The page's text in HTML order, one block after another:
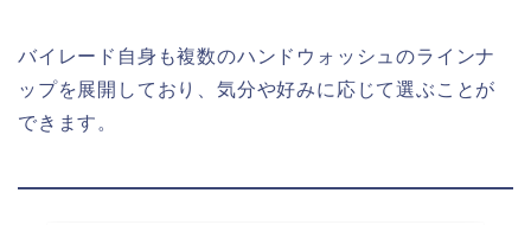
バイレード自身も複数のハンドウォッシュのラインナ
ップを展開しており、気分や好みに応じて選ぶことが
できます。